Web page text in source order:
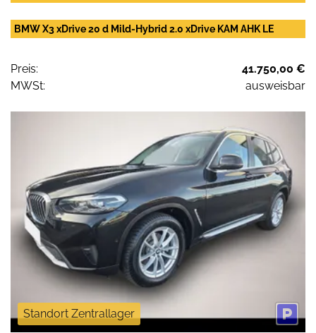
BMW X3 xDrive 20 d Mild-Hybrid 2.0 xDrive KAM AHK LE
Preis:
41.750,00 €
MWSt:
ausweisbar
Standort Zentrallager